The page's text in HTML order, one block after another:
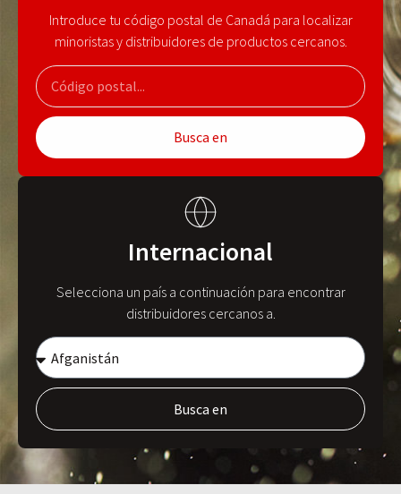
Introduce tu código postal de Canadá para localizar
minoristas y distribuidores de productos cercanos.
Busca en
Internacional
Selecciona un país a continuación para encontrar
distribuidores cercanos a.
Busca en